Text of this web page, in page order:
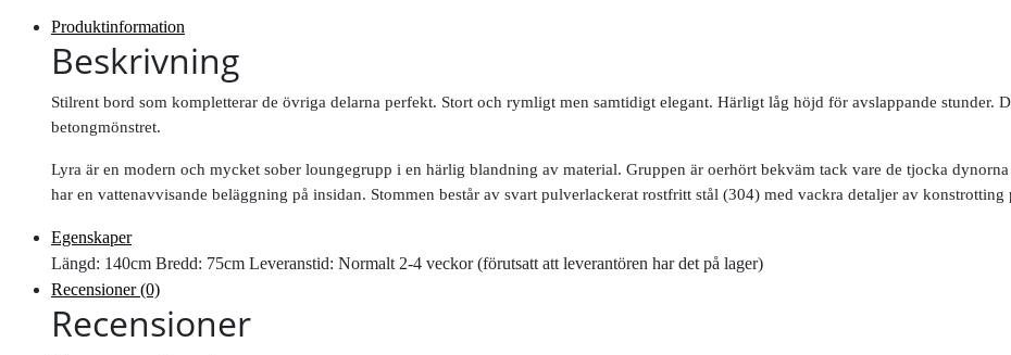
Produktinformation
Beskrivning
Stilrent bord som kompletterar de övriga delarna perfekt. Stort och rymligt men samtidigt elegant. Härligt låg höjd för avslappande stunder.
betongmönstret.
Lyra är en modern och mycket sober loungegrupp i en härlig blandning av material. Gruppen är oerhört bekväm tack vare de tjocka
har en vattenavvisande beläggning på insidan. Stommen består av svart pulverlackerat rostfritt stål (304) med vackra detaljer av
Egenskaper
Längd: 140cm Bredd: 75cm Leveranstid: Normalt 2-4 veckor (förutsatt att leverantören har det på lager)
Recensioner (0)
Recensioner